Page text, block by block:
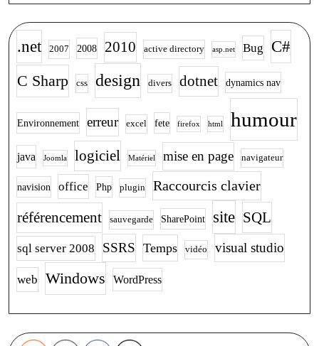
.net 2007 2008 2010 active directory asp.net Bug
C#
C Sharp
css design divers dotnet dynamics nav
Environnement erreur excel fete firefox html humour
java Joomla logiciel Matériel mise en page navigateur
navision office Php plugin Raccourcis clavier
référencement sauvegarde SharePoint site SQL
sql server 2008 SSRS Temps vidéo visual studio
web Windows WordPress